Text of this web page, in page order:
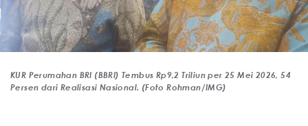
KUR Perumahan BRI (BBRI) Tembus Rp9,2 Triliun per 25 Mei 2026, 54
Persen dari Realisasi Nasional. (Foto Rohman/IMG)